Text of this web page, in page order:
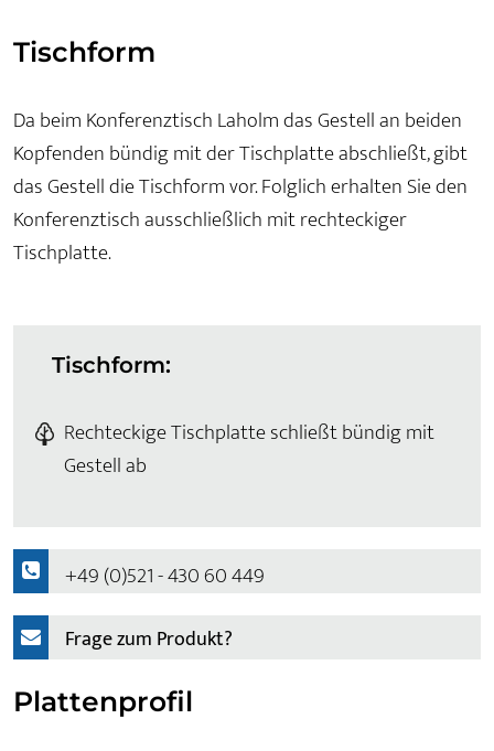
Tischform
Da beim Konferenztisch Laholm das Gestell an beiden
Kopfenden bündig mit der Tischplatte abschließt, gibt
das Gestell die Tischform vor. Folglich erhalten Sie den
Konferenztisch ausschließlich mit rechteckiger
Tischplatte.
Tischform:
Rechteckige Tischplatte schließt bündig mit
Gestell ab
+49 (0)521 - 430 60 449
Frage zum Produkt?
Plattenprofil